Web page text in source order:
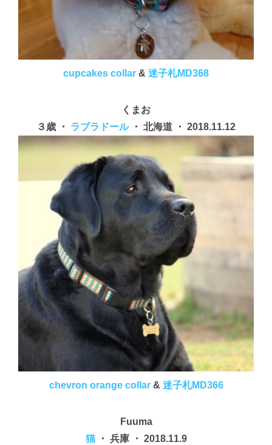
cupcakes collar & 迷子札MD368
くまお
３歳 ・ ラブラドール・ 北海道 ・ 2018.11.12
chevron orange collar& 迷子札MD366
Fuuma
猫・ 兵庫 ・ 2018.11.9